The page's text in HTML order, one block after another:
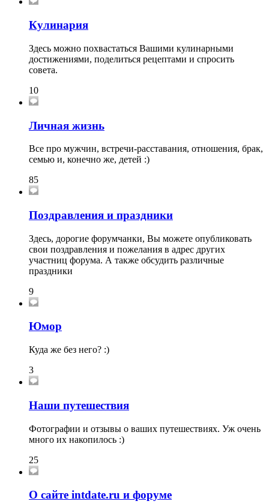
Кулинария
Здесь можно похвастаться Вашими кулинарными
достижениями, поделиться рецептами и спросить
совета.
10
Личная жизнь
Все про мужчин, встречи-расставания, отношения, брак,
семью и, конечно же, детей :)
85
Поздравления и праздники
Здесь, дорогие форумчанки, Вы можете опубликовать
свои поздравления и пожелания в адрес других
участниц форума. А также обсудить различные
праздники
9
Юмор
Куда же без него? :)
3
Наши путешествия
Фотографии и отзывы о ваших путешествиях. Уж очень
много их накопилось :)
25
О сайте intdate.ru и форуме